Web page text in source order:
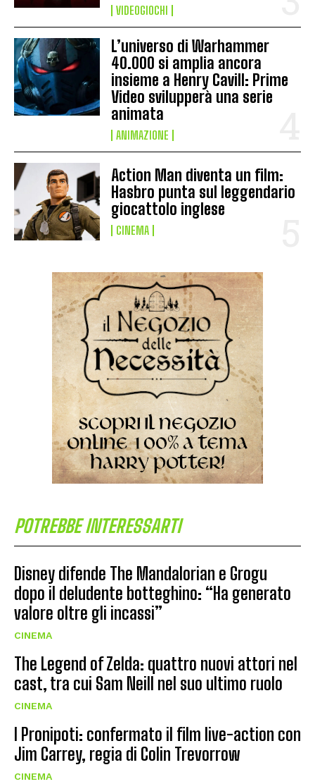
VIDEOGIOCHI
L’universo di Warhammer
40.000 si amplia ancora
insieme a Henry Cavill: Prime
Video svilupperà una serie
animata
ANIMAZIONE
Action Man diventa un film:
Hasbro punta sul leggendario
giocattolo inglese
CINEMA
POTREBBE INTERESSARTI
Disney difende The Mandalorian e Grogu
dopo il deludente botteghino: “Ha generato
valore oltre gli incassi”
CINEMA
The Legend of Zelda: quattro nuovi attori nel
cast, tra cui Sam Neill nel suo ultimo ruolo
CINEMA
I Pronipoti: confermato il film live-action con
Jim Carrey, regia di Colin Trevorrow
CINEMA